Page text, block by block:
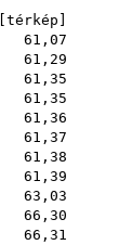
térkép
61,07
61,29
61,35
61,35
61,36
61,37
61,38
61,39
63,03
66,30
66,31